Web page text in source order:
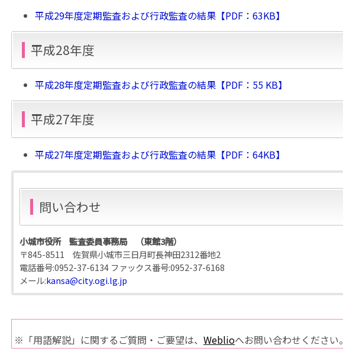
平成29年度定期監査および行政監査の結果【PDF：63KB】
平成28年度
平成28年度定期監査および行政監査の結果【PDF：55 KB】
平成27年度
平成27年度定期監査および行政監査の結果【PDF：64KB】
問い合わせ
小城市役所 監査委員事務局 （東館3階）
〒845-8511 佐賀県小城市三日月町長神田2312番地2
電話番号:0952-37-6134 ファックス番号:0952-37-6168
メール:kansa@city.ogi.lg.jp
※「用語解説」に関するご質問・ご要望は、 Weblioへお問い合わせください。